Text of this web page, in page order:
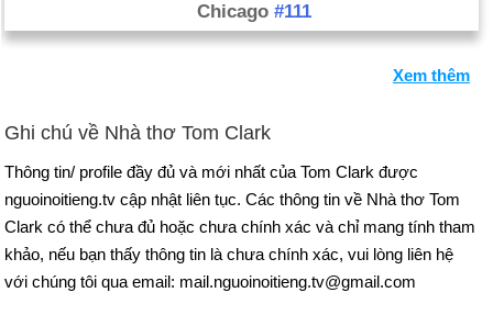
Chicago #111
Xem thêm
Ghi chú về Nhà thơ Tom Clark
Thông tin/ profile đầy đủ và mới nhất của Tom Clark được
nguoinoitieng.tv cập nhật liên tục. Các thông tin về Nhà thơ Tom
Clark có thể chưa đủ hoặc chưa chính xác và chỉ mang tính tham
khảo, nếu bạn thấy thông tin là chưa chính xác, vui lòng liên hệ
với chúng tôi qua email: mail.nguoinoitieng.tv@gmail.com